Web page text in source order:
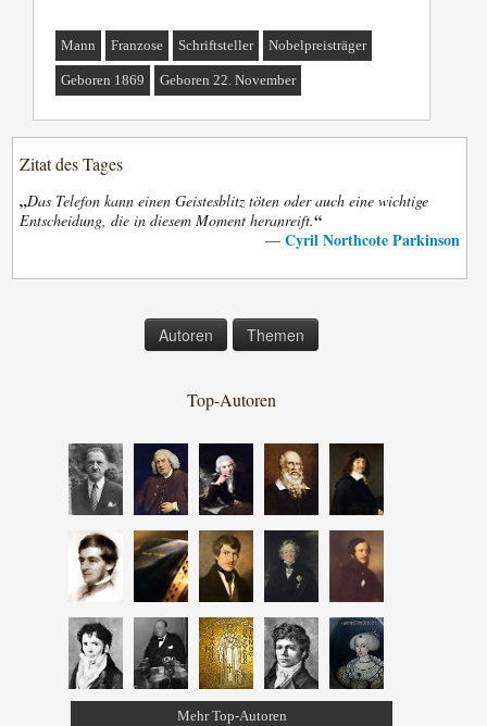
Mann Franzose Schriftsteller Nobelpreisträger
Geboren 1869 Geboren 22. November
Zitat des Tages
„Das Telefon kann einen Geistesblitz töten oder auch eine wichtige
Entscheidung, die in diesem Moment heranreift.“
— Cyril Northcote Parkinson
Autoren Themen
Top-Autoren
Mehr Top-Autoren